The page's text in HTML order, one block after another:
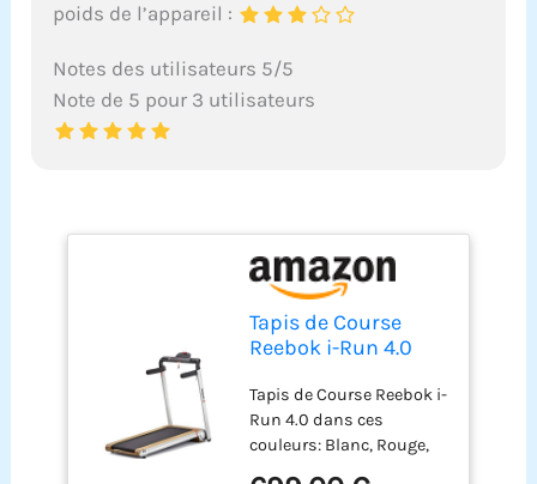
poids de l’appareil :
Notes des utilisateurs 5/5
Note de 5 pour 3 utilisateurs
Tapis de Course
Reebok i-Run 4.0
HP - Vitesse Max: 16
km/h - Largeur du
Tapis: 46cm
(Argent)
Tapis de Course Reebok i-
Run 4.0 dans ces
couleurs: Blanc, Rouge,